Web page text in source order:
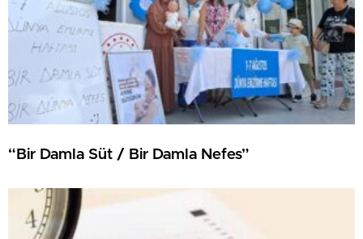
“Bir Damla Süt / Bir Damla Nefes”